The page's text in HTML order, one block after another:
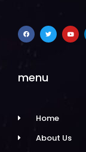
menu
Home
About Us